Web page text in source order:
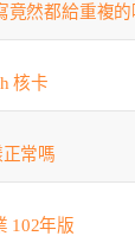
竟然都給重複的
核卡
常嗎
102年版